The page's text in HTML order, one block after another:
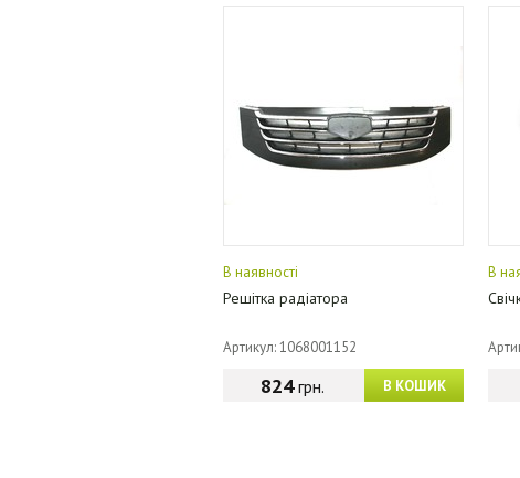
В наявності
Решітка радіатора
Артикул: 1068001152
В КОШИК
824грн.
В